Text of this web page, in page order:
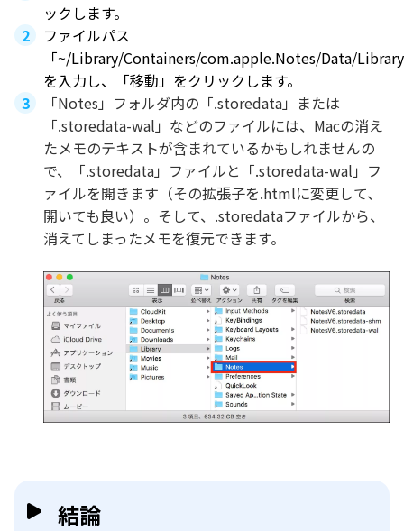
ックします。
ファイルパス
「~/Library/Containers/com.apple.Notes/Data/
を入力し、「移動」をクリックします。
「Notes」フォルダ内の「.storedata」または
「.storedata-wal」などのファイルには、Macの消え
たメモのテキストが含まれているかもしれませんの
で、「.storedata」ファイルと「.storedata-wal」フ
ァイルを開きます（その拡張子を.htmlに変更して、
開いても良い）。そして、.storedataファイルから、
消えてしまったメモを復元できます。
結論